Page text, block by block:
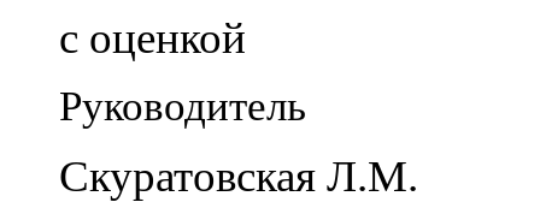
с оценкой
Руководитель
Скуратовская Л.М.